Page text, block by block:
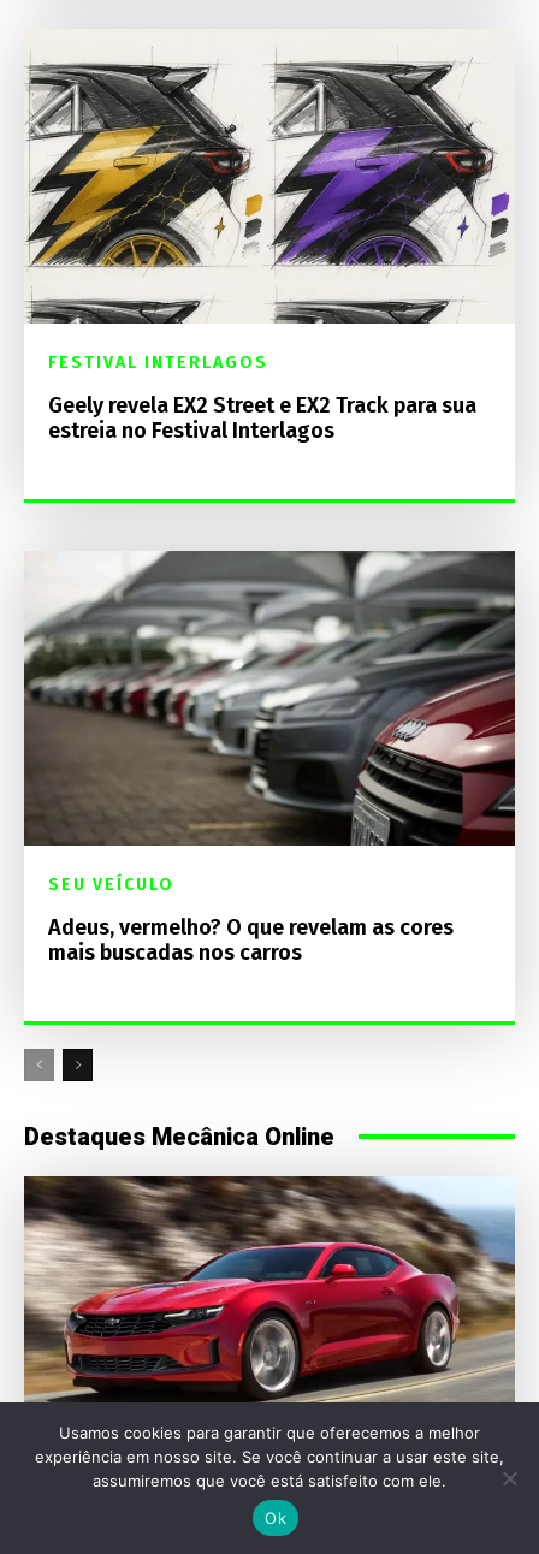
FESTIVAL INTERLAGOS
Geely revela EX2 Street e EX2 Track para sua
estreia no Festival Interlagos
SEU VEÍCULO
Adeus, vermelho? O que revelam as cores
mais buscadas nos carros
Destaques Mecânica Online
Usamos cookies para garantir que oferecemos a melhor
experiência em nosso site. Se você continuar a usar este site,
assumiremos que você está satisfeito com ele.
Ok